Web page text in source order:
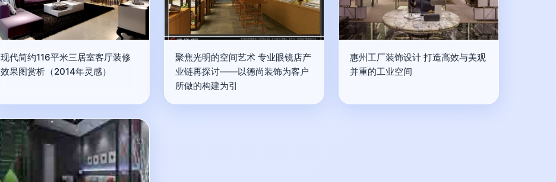
现代简约116平米三居室客厅装修
效果图赏析（2014年灵感）
聚焦光明的空间艺术 专业眼镜店产
业链再探讨——以德尚装饰为客户
所做的构建为引
惠州工厂装饰设计 打造高效与美观
并重的工业空间